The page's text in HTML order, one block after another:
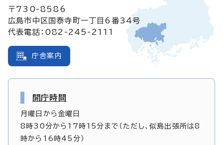
〒730-8586
広島市中区国泰寺町一丁目6番34号
代表電話：082-245-2111
庁舎案内
開庁時間
月曜日から金曜日
8時30分から17時15分まで（ただし、似島出張所は8
時から16時45分）